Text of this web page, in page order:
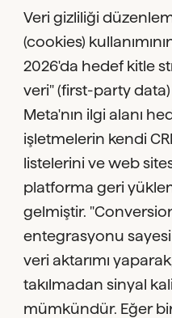
Veri gizliliği
(cookies)
2026'da hedef kitle
veri" (first-party
Meta'nın ilgi alanı
işletmelerin kendi
listelerini ve web
platforma geri
gelmiştir. "Conversion
entegrasyonu
veri aktarımı
takılmadan sinyal
mümkündür. Eğer